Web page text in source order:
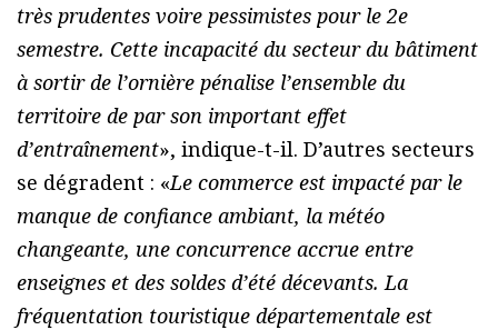
très prudentes voire pessimistes pour le 2e
semestre. Cette incapacité du secteur du bâtiment
à sortir de l’ornière pénalise l’ensemble du
territoire de par son important effet
d’entraînement», indique-t-il. D’autres secteurs
se dégradent : «Le commerce est impacté par le
manque de confiance ambiant, la météo
changeante, une concurrence accrue entre
enseignes et des soldes d’été décevants. La
fréquentation touristique départementale est